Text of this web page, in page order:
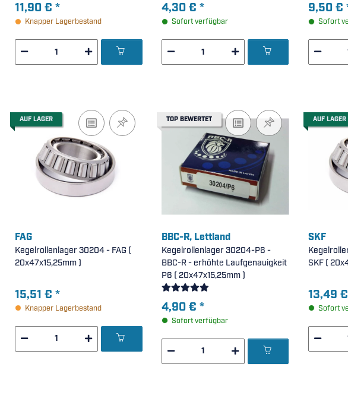
11,90 € *
Knapper Lagerbestand
4,30 € *
Sofort verfügbar
9,50 €
Sofort
AUF LAGER
FAG
Kegelrollenlager 30204 - FAG (
20x47x15,25mm )
15,51 € *
Knapper Lagerbestand
TOP BEWERTET
BBC-R, Lettland
Kegelrollenlager 30204-P6 -
BBC-R - erhöhte Laufgenauigkeit
P6 ( 20x47x15,25mm )
4,90 € *
Sofort verfügbar
AUF LAGER
SKF
SKF (
13,49 €
Sofort